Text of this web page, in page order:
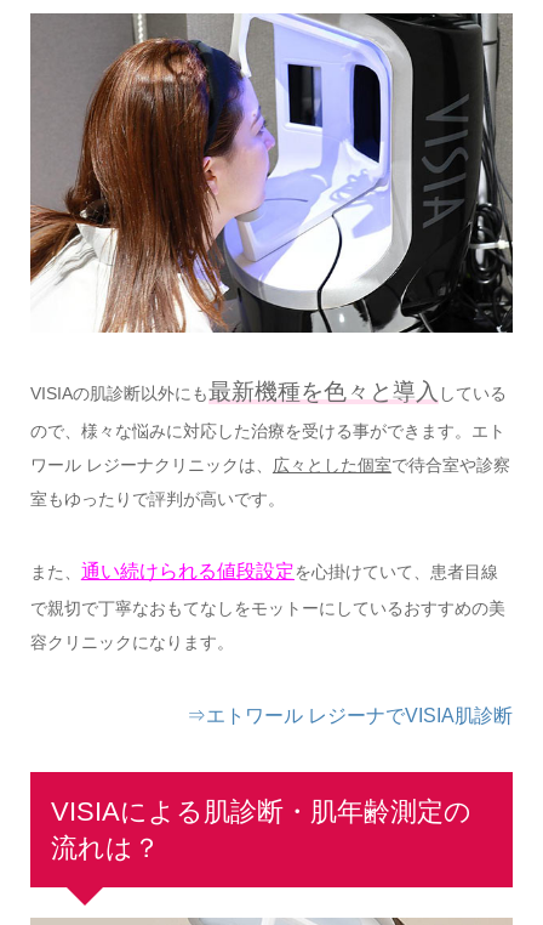
VISIAの肌診断以外にも最新機種を色々と導入 している
ので、様々な悩みに対応した治療を受ける事ができます。 エト
ワール レジーナクリニックは、 広々とした個室で待合室や診察
室もゆったりで評判が高いです。
また、 通い続けられる値段設定を心掛けていて、患者目線
で親切で丁寧なおもてなしをモットーにしているおすすめの美
容クリニックになります。
⇒エトワール レジーナでVISIA肌診断
VISIAによる肌診断・肌年齢測定の
流れは？